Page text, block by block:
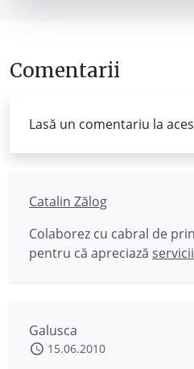
Comentarii
Lasă un comentariu la
Catalin Zălog
Colaborez cu cabral de
pentru că apreciază
Galusca
15.06.2010